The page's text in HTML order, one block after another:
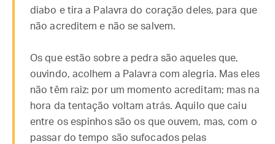
diabo e tira a Palavra do coração deles, para que
não acreditem e não se salvem.
Os que estão sobre a pedra são aqueles que,
ouvindo, acolhem a Palavra com alegria. Mas eles
não têm raiz: por um momento acreditam; mas na
hora da tentação voltam atrás. Aquilo que caiu
entre os espinhos são os que ouvem, mas, com o
passar do tempo são sufocados pelas